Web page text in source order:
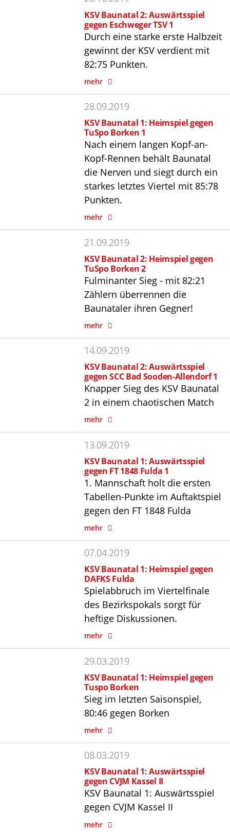
KSV Baunatal 2: Auswärtsspiel
gegen Eschweger TSV 1
Durch eine starke erste Halbzeit
gewinnt der KSV verdient mit
82:75 Punkten.
mehr
28.09.2019
KSV Baunatal 1: Heimspiel gegen
TuSpo Borken 1
Nach einem langen Kopf-an-
Kopf-Rennen behält Baunatal
die Nerven und siegt durch ein
starkes letztes Viertel mit 85:78
Punkten.
mehr
21.09.2019
KSV Baunatal 2: Heimspiel gegen
TuSpo Borken 2
Fulminanter Sieg - mit 82:21
Zählern überrennen die
Baunataler ihren Gegner!
mehr
14.09.2019
KSV Baunatal 2: Auswärtsspiel
gegen SCC Bad Sooden-Allendorf 1
Knapper Sieg des KSV Baunatal
2 in einem chaotischen Match
mehr
13.09.2019
KSV Baunatal 1: Auswärtsspiel
gegen FT 1848 Fulda 1
1. Mannschaft holt die ersten
Tabellen-Punkte im Auftaktspiel
gegen den FT 1848 Fulda
mehr
07.04.2019
KSV Baunatal 1: Heimspiel gegen
DAFKS Fulda
Spielabbruch im Viertelfinale
des Bezirkspokals sorgt für
heftige Diskussionen.
mehr
29.03.2019
KSV Baunatal 1: Heimspiel gegen
Tuspo Borken
Sieg im letzten Saisonspiel,
80:46 gegen Borken
mehr
08.03.2019
KSV Baunatal 1: Auswärtsspiel
gegen CVJM Kassel II
KSV Baunatal 1: Auswärtsspiel
gegen CVJM Kassel II
mehr